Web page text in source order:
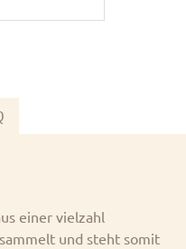
einer vielzahl
und steht somit